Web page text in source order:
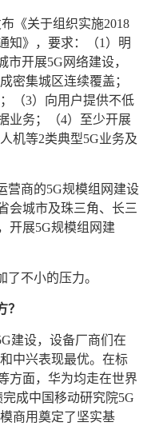
《关于组织实施2018
知》，要求：（1）明
开展5G网络建设，
密集城区连续覆盖；
（3）向用户提供不低
业务；（4）至少开展
机等2类典型5G业务及
营商的5G规模组网建设
会城市及珠三角、长三
开展5G规模组网建
不小的压力。
建设，设备厂商们在
中兴表现最优。在标
方面，华为均走在世界
成中国移动研究院5G
商用奠定了坚实基